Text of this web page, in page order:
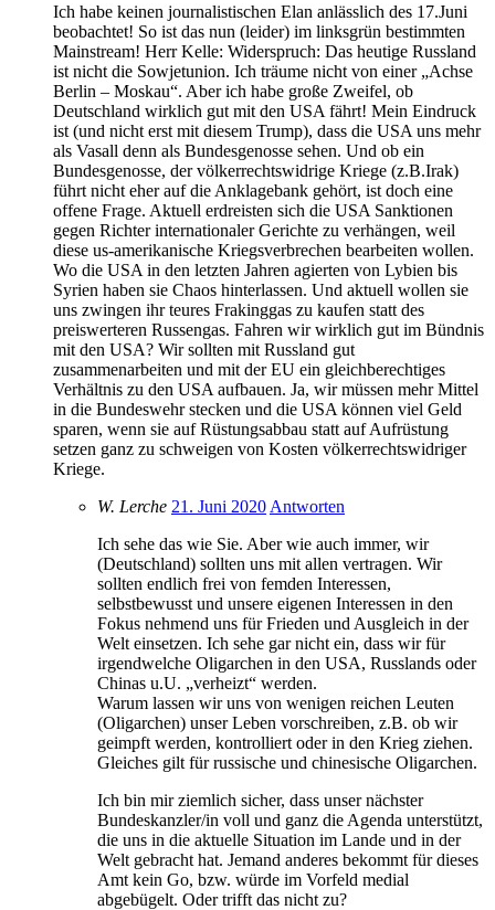
Ich habe keinen journalistischen Elan anlässlich des 17.Juni
beobachtet! So ist das nun (leider) im linksgrün bestimmten
Mainstream! Herr Kelle: Widerspruch: Das heutige Russland
ist nicht die Sowjetunion. Ich träume nicht von einer „Achse
Berlin – Moskau“. Aber ich habe große Zweifel, ob
Deutschland wirklich gut mit den USA fährt! Mein Eindruck
ist (und nicht erst mit diesem Trump), dass die USA uns mehr
als Vasall denn als Bundesgenosse sehen. Und ob ein
Bundesgenosse, der völkerrechtswidrige Kriege (z.B.Irak)
führt nicht eher auf die Anklagebank gehört, ist doch eine
offene Frage. Aktuell erdreisten sich die USA Sanktionen
gegen Richter internationaler Gerichte zu verhängen, weil
diese us-amerikanische Kriegsverbrechen bearbeiten wollen.
Wo die USA in den letzten Jahren agierten von Lybien bis
Syrien haben sie Chaos hinterlassen. Und aktuell wollen sie
uns zwingen ihr teures Frakinggas zu kaufen statt des
preiswerteren Russengas. Fahren wir wirklich gut im Bündnis
mit den USA? Wir sollten mit Russland gut
zusammenarbeiten und mit der EU ein gleichberechtiges
Verhältnis zu den USA aufbauen. Ja, wir müssen mehr Mittel
in die Bundeswehr stecken und die USA können viel Geld
sparen, wenn sie auf Rüstungsabbau statt auf Aufrüstung
setzen ganz zu schweigen von Kosten völkerrechtswidriger
Kriege.
W. Lerche 21. Juni 2020 Antworten
Ich sehe das wie Sie. Aber wie auch immer, wir
(Deutschland) sollten uns mit allen vertragen. Wir
sollten endlich frei von femden Interessen,
selbstbewusst und unsere eigenen Interessen in den
Fokus nehmend uns für Frieden und Ausgleich in der
Welt einsetzen. Ich sehe gar nicht ein, dass wir für
irgendwelche Oligarchen in den USA, Russlands oder
Chinas u.U. „verheizt“ werden.
Warum lassen wir uns von wenigen reichen Leuten
(Oligarchen) unser Leben vorschreiben, z.B. ob wir
geimpft werden, kontrolliert oder in den Krieg ziehen.
Gleiches gilt für russische und chinesische Oligarchen.
Ich bin mir ziemlich sicher, dass unser nächster
Bundeskanzler/in voll und ganz die Agenda unterstützt,
die uns in die aktuelle Situation im Lande und in der
Welt gebracht hat. Jemand anderes bekommt für dieses
Amt kein Go, bzw. würde im Vorfeld medial
abgebügelt. Oder trifft das nicht zu?